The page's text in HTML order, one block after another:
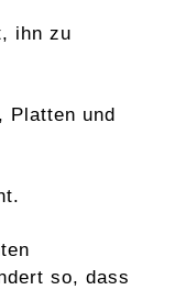
ihn zu
Platten und
so, dass